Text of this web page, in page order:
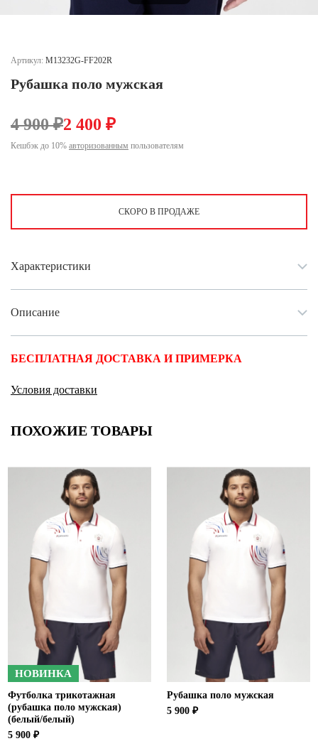
Артикул: M13232G-FF202R
Рубашка поло мужская
4 900 ₽2 400 ₽
Кешбэк до 10% авторизованным пользователям
СКОРО В ПРОДАЖЕ
Характеристики
Описание
БЕСПЛАТНАЯ ДОСТАВКА И ПРИМЕРКА
Условия доставки
ПОХОЖИЕ ТОВАРЫ
НОВИНКА
Футболка трикотажная
(рубашка поло мужская)
(белый/белый)
5 900 ₽
Рубашка поло мужская
5 900 ₽